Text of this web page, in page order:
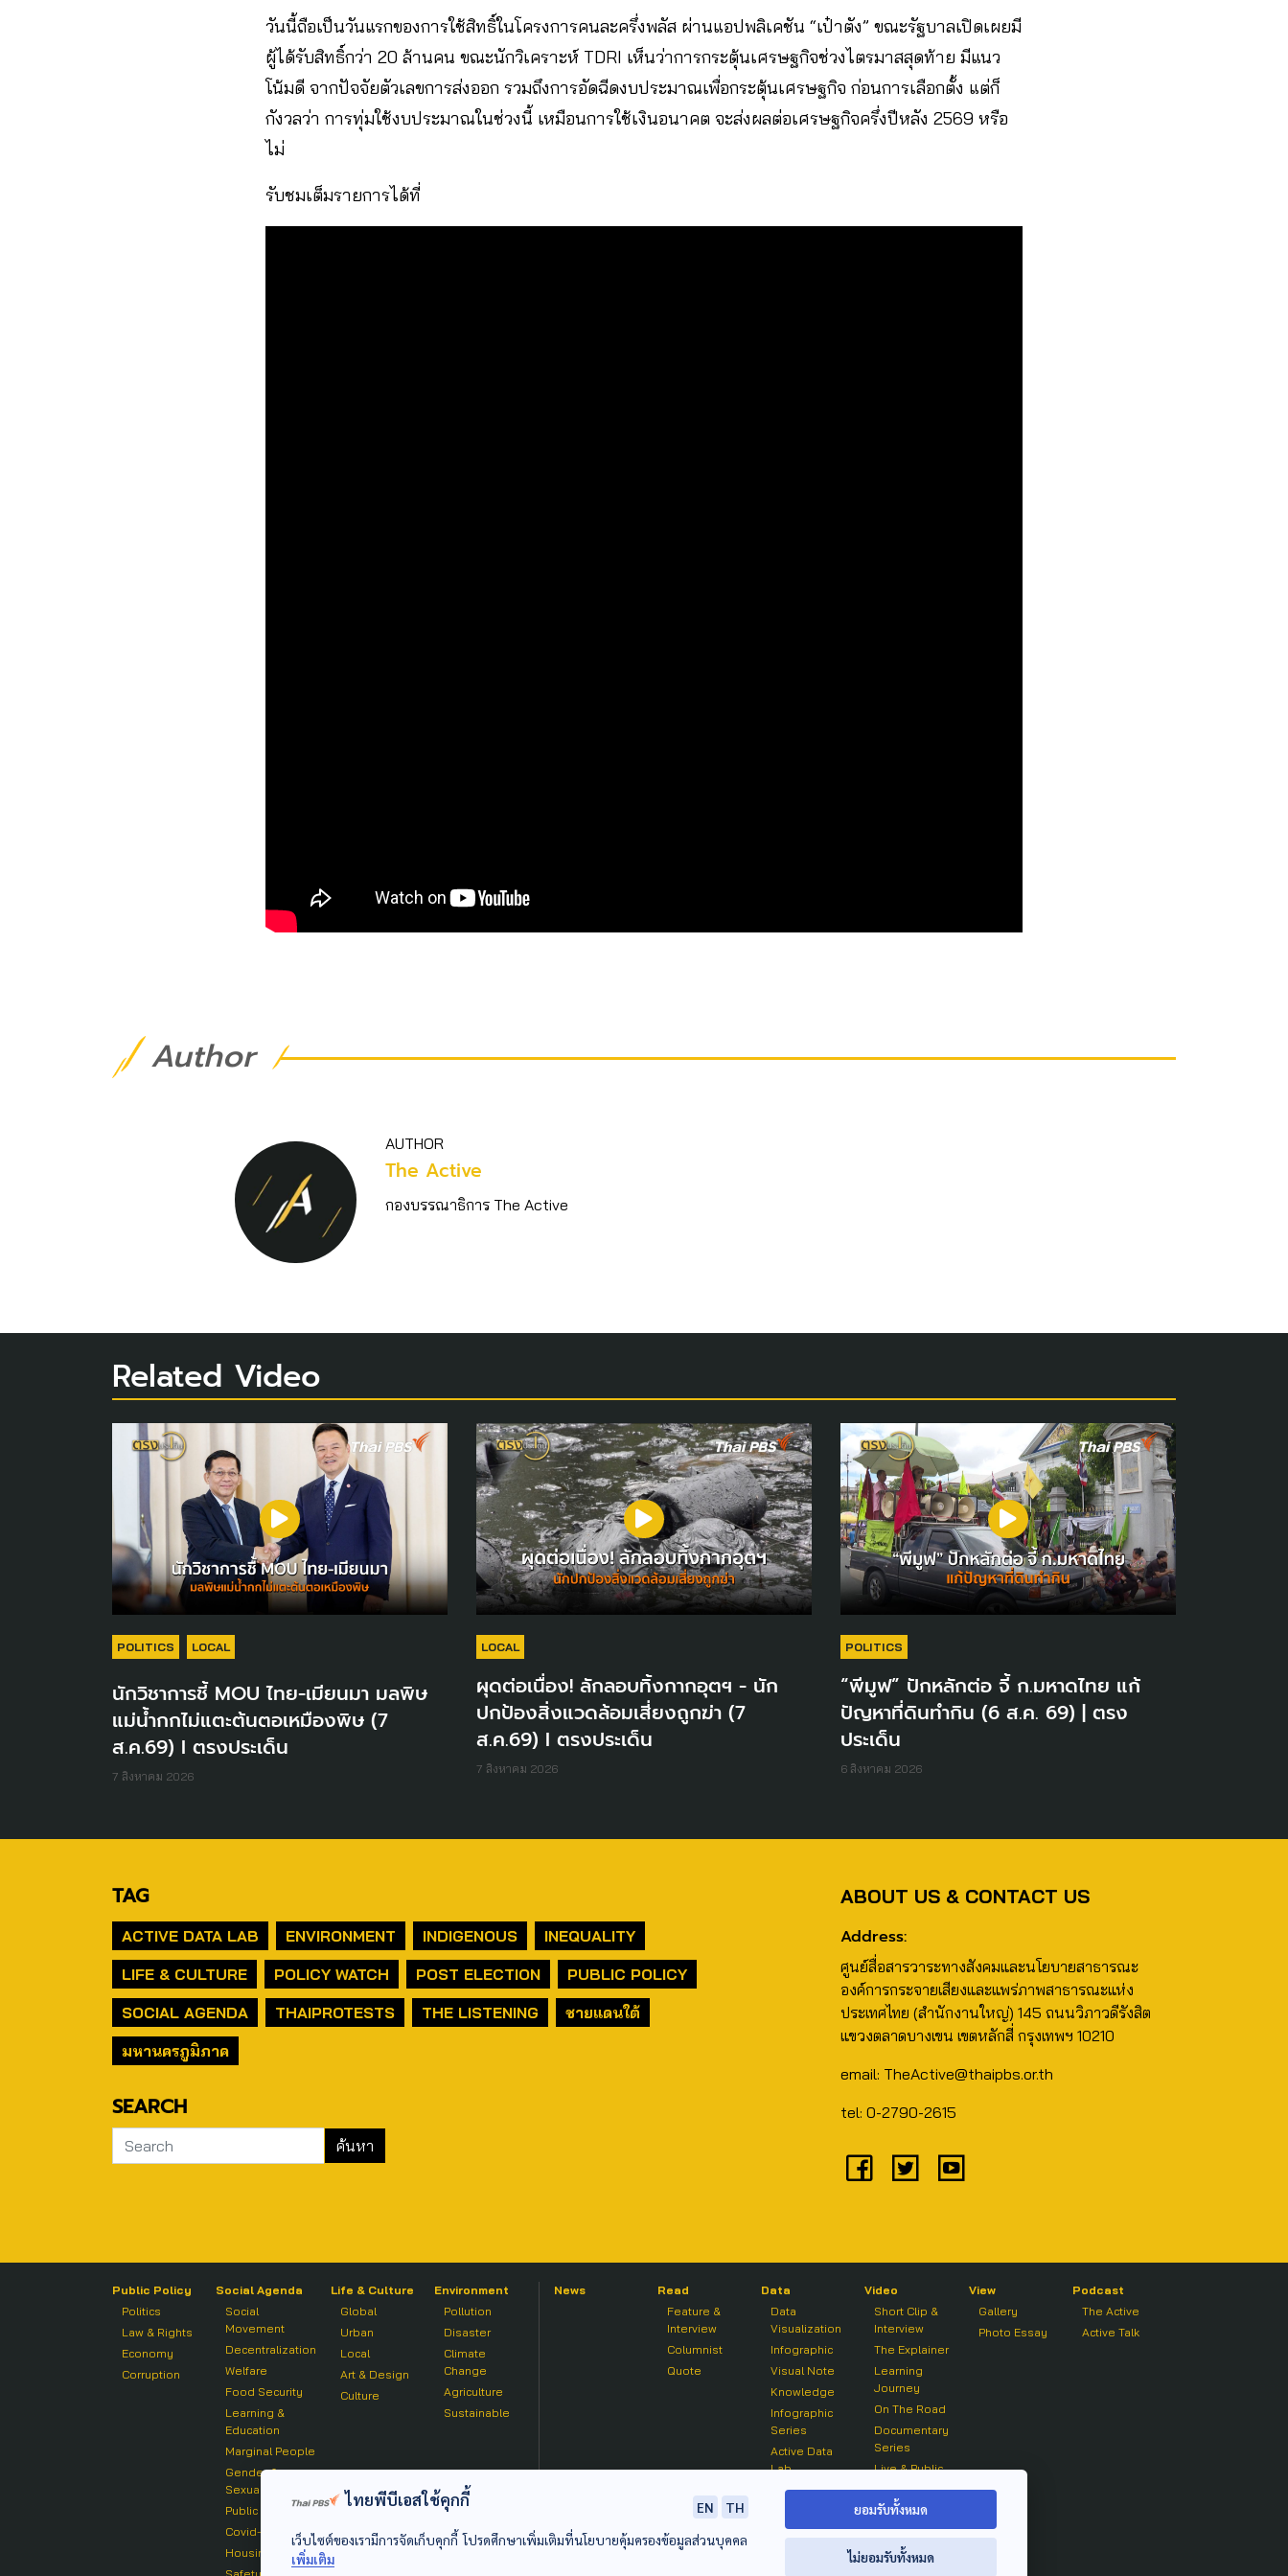
วันนี้ถือเป็นวันแรกของการใช้สิทธิ์ในโครงการคนละครึ่งพลัส ผ่านแอปพลิเคชัน “เป๋าตัง” ขณะรัฐบาลเปิดเผยมี
ผู้ได้รับสิทธิ์กว่า 20 ล้านคน ขณะนักวิเคราะห์ TDRI เห็นว่าการกระตุ้นเศรษฐกิจช่วงไตรมาสสุดท้าย มีแนว
โน้มดี จากปัจจัยตัวเลขการส่งออก รวมถึงการอัดฉีดงบประมาณเพื่อกระตุ้นเศรษฐกิจ ก่อนการเลือกตั้ง แต่ก็
กังวลว่า การทุ่มใช้งบประมาณในช่วงนี้ เหมือนการใช้เงินอนาคต จะส่งผลต่อเศรษฐกิจครึ่งปีหลัง 2569 หรือ
ไม่
รับชมเต็มรายการได้ที่
Author
AUTHOR
The Active
กองบรรณาธิการ The Active
Related Video
POLITICS LOCAL
นักวิชาการชี้ MOU ไทย-เมียนมา มลพิษ
แม่น้ำกกไม่แตะต้นตอเหมืองพิษ (7
ส.ค.69) I ตรงประเด็น
7 สิงหาคม 2026
LOCAL
ผุดต่อเนื่อง! ลักลอบทิ้งกากอุตฯ - นัก
ปกป้องสิ่งแวดล้อมเสี่ยงถูกฆ่า (7
ส.ค.69) I ตรงประเด็น
7 สิงหาคม 2026
POLITICS
“พีมูฟ” ปักหลักต่อ จี้ ก.มหาดไทย แก้
ปัญหาที่ดินทำกิน (6 ส.ค. 69) | ตรง
ประเด็น
6 สิงหาคม 2026
TAG
ACTIVE DATA LAB ENVIRONMENT INDIGENOUS
INEQUALITY
LIFE & CULTURE
POLICY WATCH POST ELECTION
PUBLIC POLICY
SOCIAL AGENDA
THAIPROTESTS THE LISTENING
ชายแดนใต้
มหานครภูมิภาค
SEARCH
ABOUT US & CONTACT US
Address:
ศูนย์สื่อสารวาระทางสังคมและนโยบายสาธารณะ
องค์การกระจายเสียงและแพร่ภาพสาธารณะแห่ง
ประเทศไทย (สำนักงานใหญ่) 145 ถนนวิภาวดีรังสิต
แขวงตลาดบางเขน เขตหลักสี่ กรุงเทพฯ 10210
email: TheActive@thaipbs.or.th
tel: 0-2790-2615
Public Policy
Politics
Law & Rights
Economy
Corruption
Social Agenda
Social
Movement
Decentralization
Welfare
Food Security
Learning &
Education
Marginal People
Gender &
Sexuality
Public Health
Covid-19
Housing
Life & Culture
Global
Urban
Local
Art & Design
Culture
Environment
Pollution
Disaster
Climate
Change
Agriculture
Sustainable
News
Read
Feature &
Interview
Columnist
Quote
Data
Data
Visualization
Infographic
Visual Note
Knowledge
Infographic
Series
Active Data
Lab
Video
Short Clip &
Interview
The Explainer
Learning
Journey
On The Road
Documentary
Series
Live & Public
On air Clip
View
Gallery
Photo Essay
Podcast
The Active
Active Talk
ไทยพีบีเอสใช้คุกกี้ EN
TH
เว็บไซต์ของเรามีการจัดเก็บคุกกี้ โปรดศึกษาเพิ่มเติมที่นโยบายคุ้มครองข้อมูลส่วนบุคคล
เพิ่มเติม
ยอมรับทั้งหมด
ไม่ยอมรับทั้งหมด